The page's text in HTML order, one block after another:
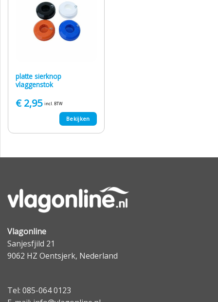
platte sierknop
vlaggenstok
€2,95 incl. BTW
Bekijken
Vlagonline
Sanjesfjild 21
9062 HZ Oentsjerk, Nederland
Tel: 085-064 0123